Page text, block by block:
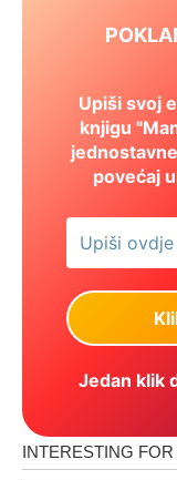
Upiši svoj
knjigu
povećaj
Jedan klik